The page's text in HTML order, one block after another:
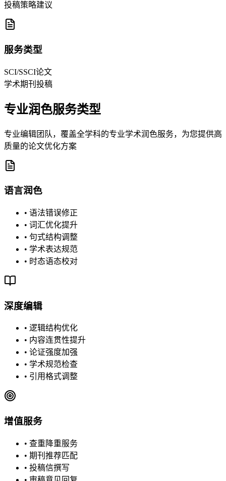
投稿策略建议
服务类型
SCI/SSCI论文
学术期刊投稿
专业润色服务类型
专业编辑团队，覆盖全学科的专业学术润色服务，为您提供高
质量的论文优化方案
语言润色
• 语法错误修正
• 词汇优化提升
• 句式结构调整
• 学术表达规范
• 时态语态校对
深度编辑
• 逻辑结构优化
• 内容连贯性提升
• 论证强度加强
• 学术规范检查
• 引用格式调整
增值服务
• 查重降重服务
• 期刊推荐匹配
• 投稿信撰写